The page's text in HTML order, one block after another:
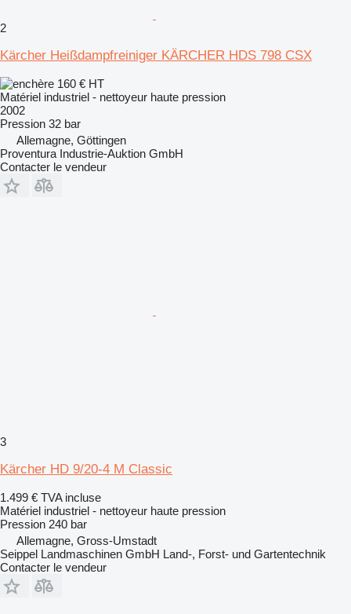
2
Kärcher Heißdampfreiniger KÄRCHER HDS 798 CSX
160 € HT
Matériel industriel - nettoyeur haute pression
2002
Pression 32 bar
Allemagne, Göttingen
Proventura Industrie-Auktion GmbH
Contacter le vendeur
3
Kärcher HD 9/20-4 M Classic
1.499 € TVA incluse
Matériel industriel - nettoyeur haute pression
Pression 240 bar
Allemagne, Gross-Umstadt
Seippel Landmaschinen GmbH Land-, Forst- und Gartentechnik
Contacter le vendeur